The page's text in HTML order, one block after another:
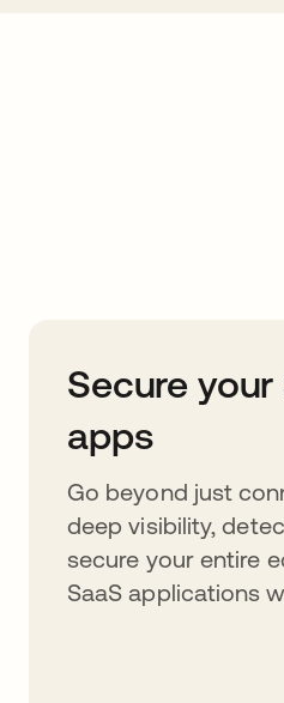
Secure your
apps
Go beyond just
deep visibility,
secure your entire
SaaS applications